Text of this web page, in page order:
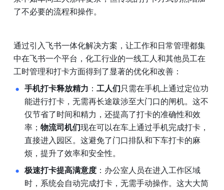
了不必要的流程和操作。
通过引入飞书一体化解决方案，让工作和日常管理都集
中在飞书一个平台，化工行业的一线工人和其他员工在
工时管理和打卡方面得到了显著的优化和改善：
手机打卡释放精力 ： 工人们 只需在手机上通过定位功
能进行打卡，无需再长途跋涉至大门口的闸机。这不
仅节省了时间和精力，还提高了打卡的准确性和效
率； 物流司机们现在可以在车上通过手机完成打卡，
直接进入园区。这避免了门口排队和下车打卡的麻
烦，提升了效率和安全性。
极速打卡提高满意度 ：办公室人员在进入工作区域
时，系统会自动完成打卡，无需手动操作。这大大简